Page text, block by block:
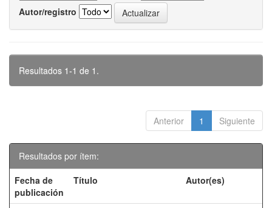
Autor/registro
Resultados 1-1 de 1.
Anterior 1 Siguiente
Resultados por ítem:
Fecha de
publicación
Título Autor(es)